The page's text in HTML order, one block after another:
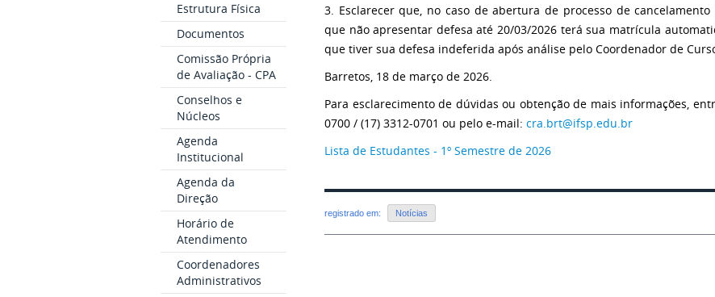
Estrutura Física
Documentos
Comissão Própria
de Avaliação - CPA
Conselhos e
Núcleos
Agenda
Institucional
Agenda da
Direção
Horário de
Atendimento
Coordenadores
Administrativos
3. Esclarecer que, no caso de abertura de processo de
que não apresentar defesa até 20/03/2026 terá sua matrícula
que tiver sua defesa indeferida após análise pelo Coordenador de
Barretos, 18 de março de 2026.
Para esclarecimento de dúvidas ou obtenção de mais informações,
0700 / (17) 3312-0701 ou pelo e-mail: cra.brt@ifsp.edu.br
Lista de Estudantes - 1º Semestre de 2026
registrado em: Notícias